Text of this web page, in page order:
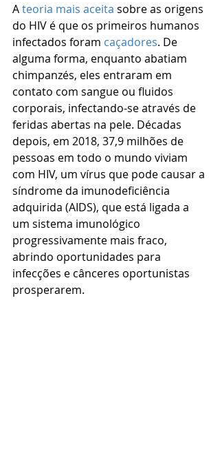
A teoria mais aceita sobre as origens
do HIV é que os primeiros humanos
infectados foram caçadores. De
alguma forma, enquanto abatiam
chimpanzés, eles entraram em
contato com sangue ou fluidos
corporais, infectando-se através de
feridas abertas na pele. Décadas
depois, em 2018, 37,9 milhões de
pessoas em todo o mundo viviam
com HIV, um vírus que pode causar a
síndrome da imunodeficiência
adquirida (AIDS), que está ligada a
um sistema imunológico
progressivamente mais fraco,
abrindo oportunidades para
infecções e cânceres oportunistas
prosperarem.